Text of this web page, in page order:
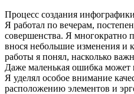
Процесс создания
Я работал по вечерам,
совершенства. Я многократно
внося небольшие изменения и
работы я понял, насколько
Даже маленькая ошибка может
Я уделял особое внимание
расположению элементов и